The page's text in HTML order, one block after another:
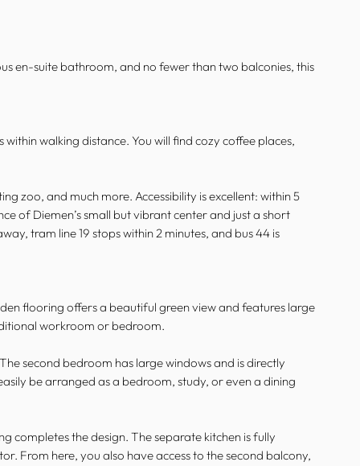
en-suite bathroom, and no fewer than two balconies, this
walking distance. You will find cozy coffee places,
zoo, and much more. Accessibility is excellent: within 5
of Diemen’s small but vibrant center and just a short
tram line 19 stops within 2 minutes, and bus 44 is
flooring offers a beautiful green view and features large
workroom or bedroom.
second bedroom has large windows and is directly
be arranged as a bedroom, study, or even a dining
completes the design. The separate kitchen is fully
From here, you also have access to the second balcony,